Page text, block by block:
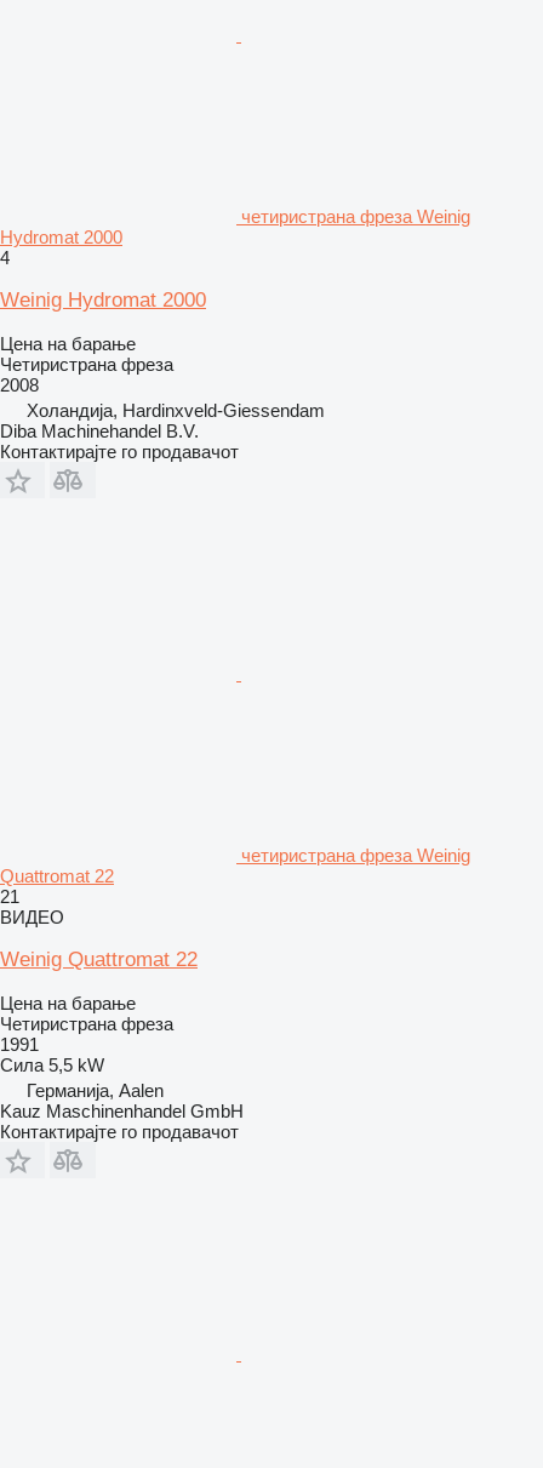
четиристрана фреза Weinig
Hydromat 2000
4
Weinig Hydromat 2000
Цена на барање
Четиристрана фреза
2008
Холандија, Hardinxveld-Giessendam
Diba Machinehandel B.V.
Контактирајте го продавачот
четиристрана фреза Weinig
Quattromat 22
21
ВИДЕО
Weinig Quattromat 22
Цена на барање
Четиристрана фреза
1991
Сила 5,5 kW
Германија, Aalen
Kauz Maschinenhandel GmbH
Контактирајте го продавачот